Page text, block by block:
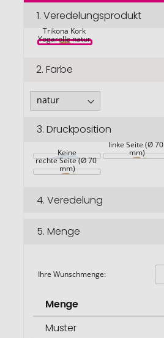
Bildgalerie
springen
1. Veredelungsprodukt
Trikona Kork
Yogarolle natur
2. Farbe
3. Druckposition
Keine
linke Seite (Ø 70
mm)
rechte Seite (Ø 70
mm)
4. Veredelung
5. Menge
Ihre Wunschmenge:
Menge
Muster